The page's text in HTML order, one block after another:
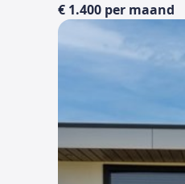
€ 1.400 per maand